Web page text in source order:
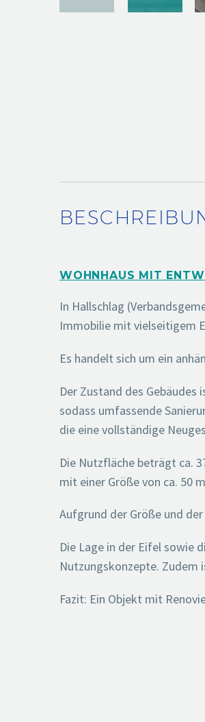
WOHNHAUS MIT
In Hallschlag
Immobilie mit vielseitigem
Es handelt sich um ein
Der Zustand des
sodass umfassende
die eine vollständige
Die Nutzfläche beträgt ca.
mit einer Größe von ca. 50
Aufgrund der Größe und
Die Lage in der Eifel sowie
Nutzungskonzepte. Zudem
Fazit: Ein Objekt mit